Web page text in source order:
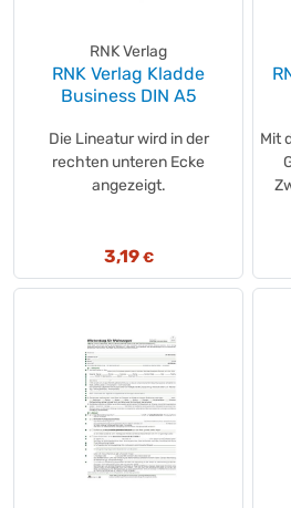
RNK Verlag
RNK Verlag Kladde
Business DIN A5
Die Lineatur wird in der
rechten unteren Ecke
angezeigt.
3,19€
Mit